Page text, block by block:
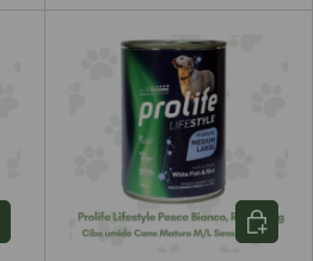
al carrello